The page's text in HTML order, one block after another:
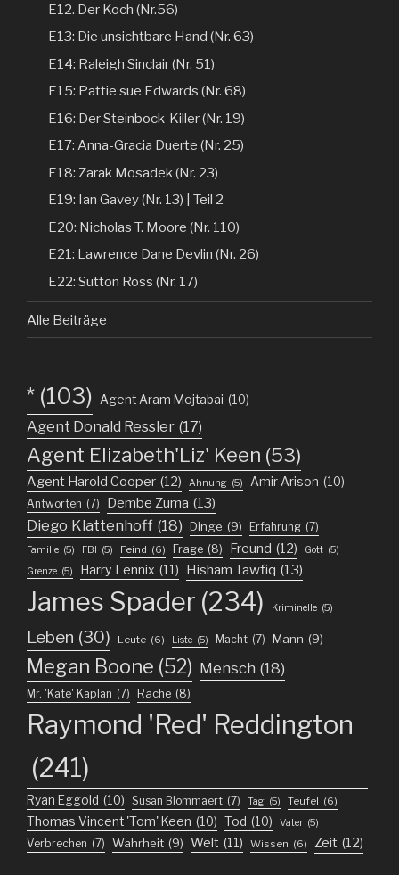
E12. Der Koch (Nr.56)
E13: Die unsichtbare Hand (Nr. 63)
E14: Raleigh Sinclair (Nr. 51)
E15: Pattie sue Edwards (Nr. 68)
E16: Der Steinbock-Killer (Nr. 19)
E17: Anna-Gracia Duerte (Nr. 25)
E18: Zarak Mosadek (Nr. 23)
E19: Ian Gavey (Nr. 13) | Teil 2
E20: Nicholas T. Moore (Nr. 110)
E21: Lawrence Dane Devlin (Nr. 26)
E22: Sutton Ross (Nr. 17)
Alle Beiträge
* (103) Agent Aram Mojtabai (10)
Agent Donald Ressler (17)
Agent Elizabeth'Liz' Keen (53)
Agent Harold Cooper (12) Ahnung (5) Amir Arison (10)
Antworten (7) Dembe Zuma (13)
Diego Klattenhoff (18) Dinge (9) Erfahrung (7)
Familie (5) FBI (5) Feind (6) Frage (8) Freund (12) Gott (5)
Grenze (5) Harry Lennix (11) Hisham Tawfiq (13)
James Spader (234) Kriminelle (5)
Leben (30) Leute (6) Liste (5) Macht (7) Mann (9)
Megan Boone (52) Mensch (18)
Mr. 'Kate' Kaplan (7) Rache (8)
Raymond 'Red' Reddington
(241)
Ryan Eggold (10) Susan Blommaert (7) Tag (5) Teufel (6)
Thomas Vincent 'Tom' Keen (10) Tod (10) Vater (5)
Verbrechen (7) Wahrheit (9) Welt (11) Wissen (6) Zeit (12)